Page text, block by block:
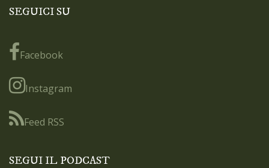
SEGUICI SU
Facebook
Instagram
Feed RSS
SEGUI IL PODCAST